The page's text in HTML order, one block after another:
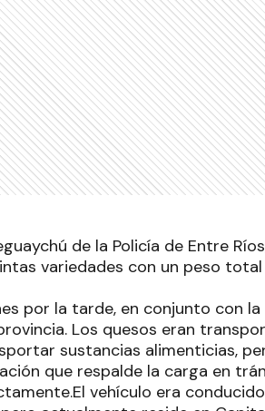
de la Policía de Entre
variedades con un peso
por la tarde, en conjunto con
Los quesos eran
sustancias alimenticias,
que respalde la carga en
vehículo era